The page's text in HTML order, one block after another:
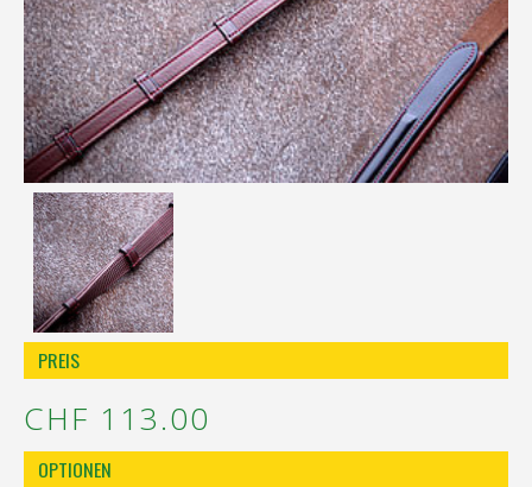
Kategorie
Réinitialiser la recherche
PREIS
CHF 113.00
OPTIONEN